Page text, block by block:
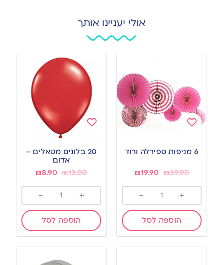
אולי יעניינו אותך
to
wishlist
6 מניפות ספירלה ורוד
₪39.90
₪19.90
+
-
הוספה לסל
to
wishlist
20 בלונים מטאלים –
אדום
₪12.00
₪8.90
+
-
הוספה לסל